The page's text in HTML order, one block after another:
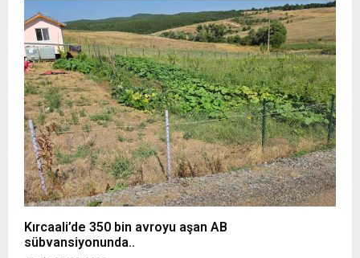
Kırcaali’de 350 bin avroyu aşan AB
sübvansiyonunda..